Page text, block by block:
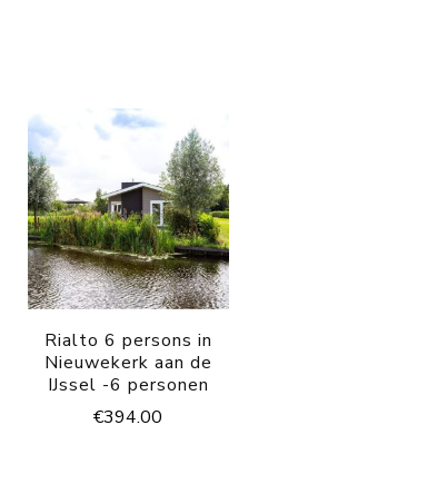
Rialto 6 persons in
Nieuwekerk aan de
IJssel -6 personen
€394.00